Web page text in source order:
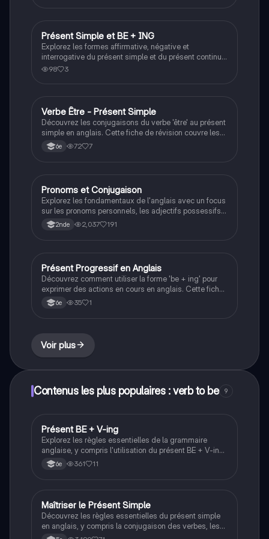
Anglais
Présent Simple et BE + ING
Explorez les formes affirmative, négative et
interrogative du présent simple et du présent continu
(BE + ING). Ce document couvre les règles de
98 3
Anglais
Verbe Être - Présent Simple
Découvrez les conjugaisons du verbe 'être' au présent
simple en anglais. Cette fiche de révision couvre les
formes pour 'I', 'you', 'he', 'she', 'we', 'you' (plural), et
'they'. Idéal pour les étudiants souhaitant maîtriser les
6e 72 7
Anglais
Pronoms et Conjugaison
Explorez les fondamentaux de l'anglais avec un focus
sur les pronoms personnels, les adjectifs possessifs
et la conjugaison des verbes 'être' et 'avoir'. Ce
résumé essentiel est parfait pour renforcer vos
2nde 2,037 191
Anglais
Présent Progressif en Anglais
Découvrez comment utiliser la forme 'be + ing' pour
exprimer des actions en cours en anglais. Cette fiche
de révision aborde les conjugaisons, les exemples
pratiques et les questions courantes. Idéale pour les
6e 35 1
Voir plus
Contenus les plus populaires : verb to be 9
Anglais
Présent BE + V-ing
Explorez les règles essentielles de la grammaire
anglaise, y compris l'utilisation du présent BE + V-ing,
les déterminants 'the/a(n)', et l'expression de la
fréquence. Ce résumé vous aidera à maîtriser ces
6e 361 11
Anglais
Maîtriser le Présent Simple
Découvrez les règles essentielles du présent simple
en anglais, y compris la conjugaison des verbes, les
formes affirmative, négative et interrogative. Ce